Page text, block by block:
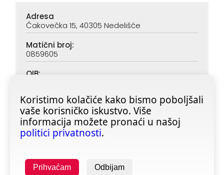
Koristimo kolačiće kako bismo poboljšali
vaše korisničko iskustvo. Više
informacija možete pronaći u našoj
politici privatnosti.
Prihvaćam Odbijam
Adresa
Čakovečka 15, 40305 Nedelišće
Matični broj:
0859605
OIB:
IBAN (PBZ):
HR6923400091116020362
IBAN (ZABA):
HR4623600001101728355